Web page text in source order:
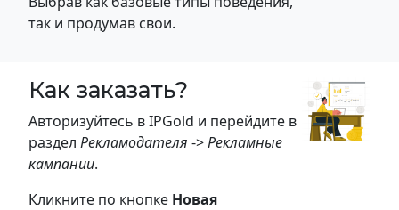
так и продумав свои.
Как заказать?
Авторизуйтесь в IPGold и перейдите в
раздел Рекламодателя ->Рекламные
кампании.
Кликните по кнопке Новая